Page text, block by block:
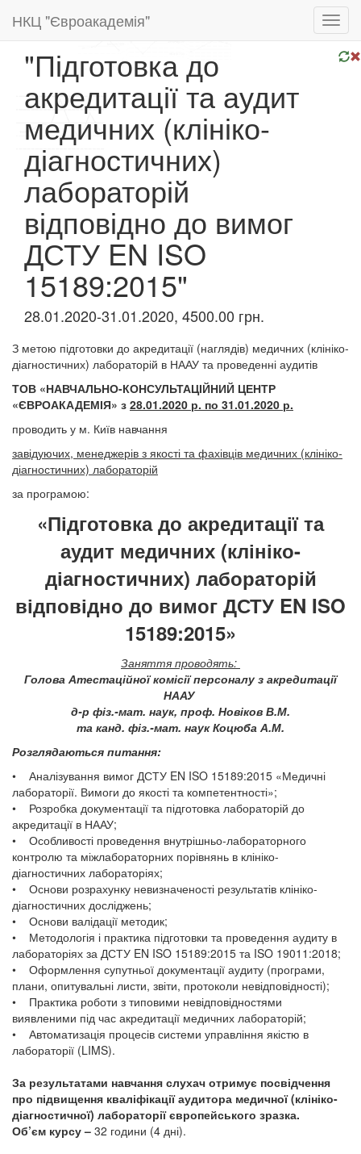
НКЦ "Євроакадемія"
"Підготовка до
акредитації та аудит
медичних (клініко-
діагностичних)
лабораторій
відповідно до вимог
ДСТУ EN ISO
15189:2015"
28.01.2020-31.01.2020, 4500.00 грн.
З метою підготовки до акредитації (наглядів) медичних (клініко-
діагностичних) лабораторій в НААУ та проведенні аудитів
ТОВ «НАВЧАЛЬНО-КОНСУЛЬТАЦІЙНИЙ ЦЕНТР
«ЄВРОАКАДЕМІЯ» з 28.01.2020 р. по 31.01.2020 р.
проводить у м. Київ навчання
завідуючих, менеджерів з якості та фахівців медичних (клініко-
діагностичних) лабораторій
за програмою:
«Підготовка до акредитації та
аудит медичних (клініко-
діагностичних) лабораторій
відповідно до вимог ДСТУ EN ISO
15189:2015»
Заняття проводять:
Голова Атестаційної комісії персоналу з акредитації
НААУ
д-р фіз.-мат. наук, проф. Новіков В.М.
та канд. фіз.-мат. наук Коцюба А.М.
Розглядаються питання:
• Аналізування вимог ДСТУ EN ISO 15189:2015 «Медичні
лабораторії. Вимоги до якості та компетентності»;
• Розробка документації та підготовка лабораторій до
акредитації в НААУ;
• Особливості проведення внутрішньо-лабораторного
контролю та міжлабораторних порівнянь в клініко-
діагностичних лабораторіях;
• Основи розрахунку невизначеності результатів клініко-
діагностичних досліджень;
• Основи валідації методик;
• Методологія і практика підготовки та проведення аудиту в
лабораторіях за ДСТУ EN ISO 15189:2015 та ISO 19011:2018;
• Оформлення супутньої документації аудиту (програми,
плани, опитувальні листи, звіти, протоколи невідповідності);
• Практика роботи з типовими невідповідностями
виявленими під час акредитації медичних лабораторій;
• Автоматизація процесів системи управління якістю в
лабораторії (LIMS).
За результатами навчання слухач отримує посвідчення
про підвищення кваліфікації аудитора медичної (клініко-
діагностичної) лабораторії європейського зразка.
Об’єм курсу – 32 години (4 дні).